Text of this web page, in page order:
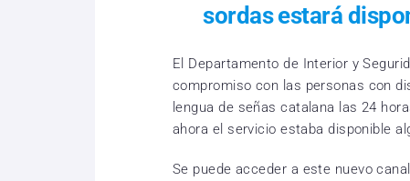
sordas estará
El Departamento de Interior y
compromiso con las personas con
lengua de señas catalana las 24
ahora el servicio estaba disponible
Se puede acceder a este nuevo